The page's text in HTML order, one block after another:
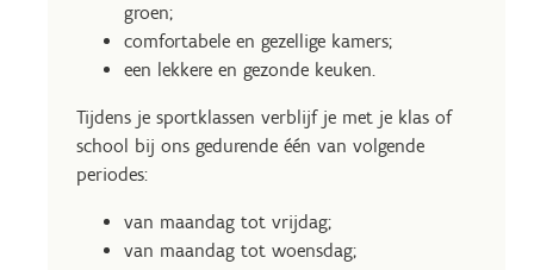
groen;
comfortabele en gezellige kamers;
een lekkere en gezonde keuken.
Tijdens je sportklassen verblijf je met je klas of
school bij ons gedurende één van volgende
periodes:
van maandag tot vrijdag;
van maandag tot woensdag;